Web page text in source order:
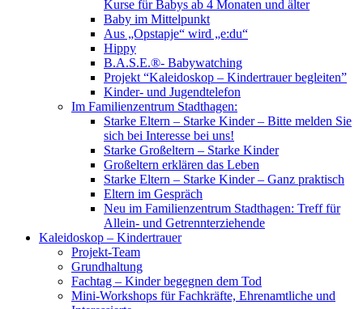
Kurse für Babys ab 4 Monaten und älter
Baby im Mittelpunkt
Aus „Opstapje“ wird „e:du“
Hippy
B.A.S.E.®- Babywatching
Projekt “Kaleidoskop – Kindertrauer begleiten”
Kinder- und Jugendtelefon
Im Familienzentrum Stadthagen:
Starke Eltern – Starke Kinder – Bitte melden Sie
sich bei Interesse bei uns!
Starke Großeltern – Starke Kinder
Großeltern erklären das Leben
Starke Eltern – Starke Kinder – Ganz praktisch
Eltern im Gespräch
Neu im Familienzentrum Stadthagen: Treff für
Allein- und Getrennterziehende
Kaleidoskop – Kindertrauer
Projekt-Team
Grundhaltung
Fachtag – Kinder begegnen dem Tod
Mini-Workshops für Fachkräfte, Ehrenamtliche und